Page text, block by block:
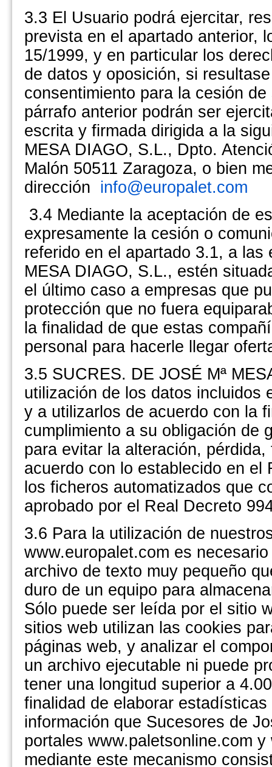
3.3 El Usuario podrá ejercitar,
prevista en el apartado anterior,
15/1999, y en particular los
de datos y oposición, si
consentimiento para la cesión
párrafo anterior podrán ser
escrita y firmada dirigida a la
MESA DIAGO, S.L., Dpto.
Malón 50511 Zaragoza, o bien
dirección info@europalet.com
3.4 Mediante la aceptación de
expresamente la cesión o
referido en el apartado 3.1, a las
MESA DIAGO, S.L., estén
el último caso a empresas que
protección que no fuera
la finalidad de que estas
personal para hacerle llegar
3.5 SUCRES. DE JOSÉ Mª
utilización de los datos incluidos
y a utilizarlos de acuerdo con la
cumplimiento a su obligación de
para evitar la alteración,
acuerdo con lo establecido en el
los ficheros automatizados que
aprobado por el Real Decreto
3.6 Para la utilización de
www.europalet.com es
archivo de texto muy pequeño
duro de un equipo para
Sólo puede ser leída por el sitio
sitios web utilizan las cookies
páginas web, y analizar el
un archivo ejecutable ni puede
tener una longitud superior a
finalidad de elaborar
información que Sucesores de
portales www.paletsonline.com
mediante este mecanismo